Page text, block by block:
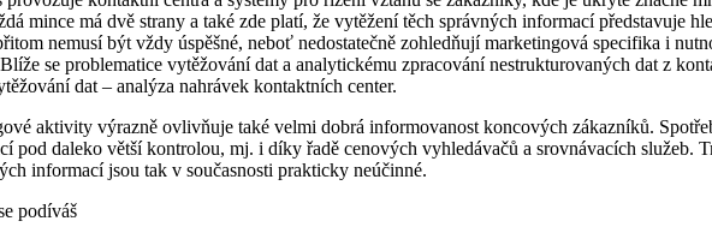
mince má dvě strany a také zde platí, že vytěžení těch správných informací představuje
nemusí být vždy úspěšné, neboť nedostatečně zohledňují marketingová specifika i
se problematice vytěžování dat a analytickému zpracování nestrukturovaných dat z
dat – analýza nahrávek kontaktních center.
aktivity výrazně ovlivňuje také velmi dobrá informovanost koncových zákazníků.
pod daleko větší kontrolou, mj. i díky řadě cenových vyhledávačů a srovnávacích služeb.
informací jsou tak v současnosti prakticky neúčinné.
podíváš